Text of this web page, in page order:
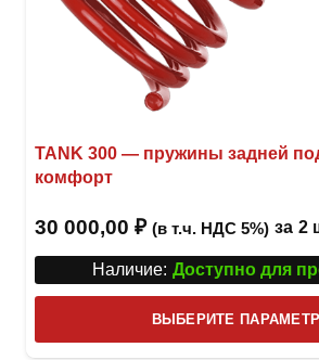
TANK 300 — пружины задней
комфорт
30 000,00 ₽ (в т.ч. НДС 5%) за 2
Наличие: Доступно для
ВЫБЕРИТЕ